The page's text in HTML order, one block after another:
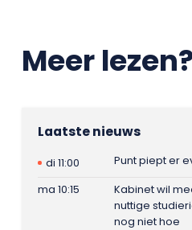
Meer
Laatste nieuws
di 11:00
Punt piept er
ma 10:15
Kabinet wil
nuttige
nog niet hoe